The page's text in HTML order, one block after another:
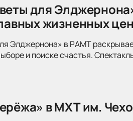
для
жизненных
Элджернона» в РАМТ
и поиске счастья.
в МХТ им.